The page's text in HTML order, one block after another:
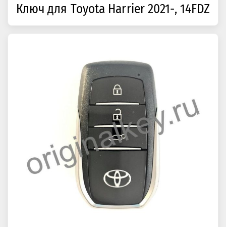
Ключ для Toyota Harrier 2021-, 14FDZ